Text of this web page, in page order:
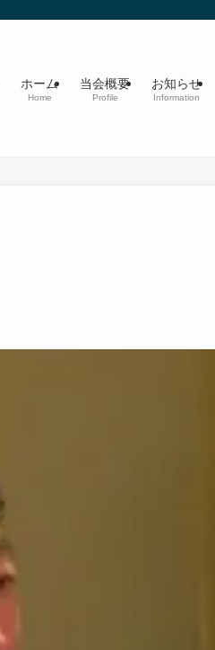
ホーム
Home
当会概要
Profile
お知らせ
Information